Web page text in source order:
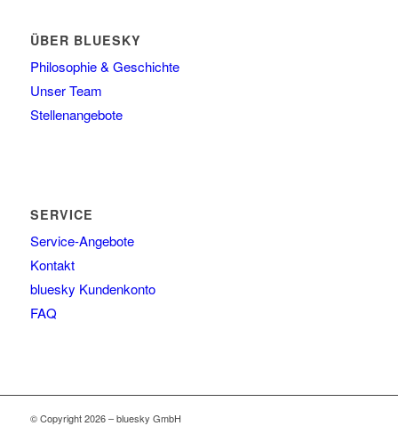
ÜBER BLUESKY
Philosophie & Geschichte
Unser Team
Stellenangebote
SERVICE
Service-Angebote
Kontakt
bluesky Kundenkonto
FAQ
© Copyright 2026 – bluesky GmbH